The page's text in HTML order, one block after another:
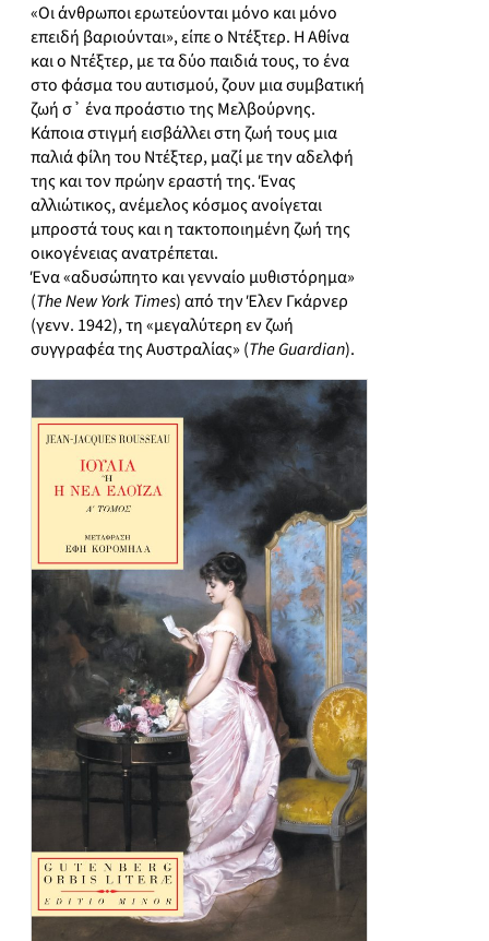
«Οι άνθρωποι ερωτεύονται μόνο και μόνο
επειδή βαριούνται», είπε ο Ντέξτερ. Η Αθίνα
και ο Ντέξτερ, με τα δύο παιδιά τους, το ένα
στο φάσμα του αυτισμού, ζουν μια συμβατική
ζωή σ᾽ ένα προάστιο της Μελβούρνης.
Κάποια στιγμή εισβάλλει στη ζωή τους μια
παλιά φίλη του Ντέξτερ, μαζί με την αδελφή
της και τον πρώην εραστή της. Ένας
αλλιώτικος, ανέμελος κόσμος ανοίγεται
μπροστά τους και η τακτοποιημένη ζωή της
οικογένειας ανατρέπεται.
Ένα «αδυσώπητο και γενναίο μυθιστόρημα»
(The New York Times) από την Έλεν Γκάρνερ
(γενν. 1942), τη «μεγαλύτερη εν ζωή
συγγραφέα της Αυστραλίας» (The Guardian).